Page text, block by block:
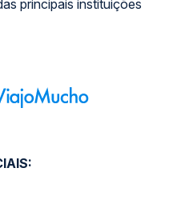
principais instituições